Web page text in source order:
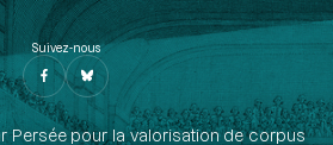
Suivez-nous
Persée pour la valorisation de corpus